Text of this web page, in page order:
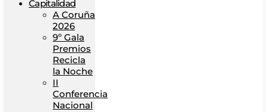
Capitalidad
A Coruña
2026
9º Gala
Premios
Recicla
la Noche
II
Conferencia
Nacional